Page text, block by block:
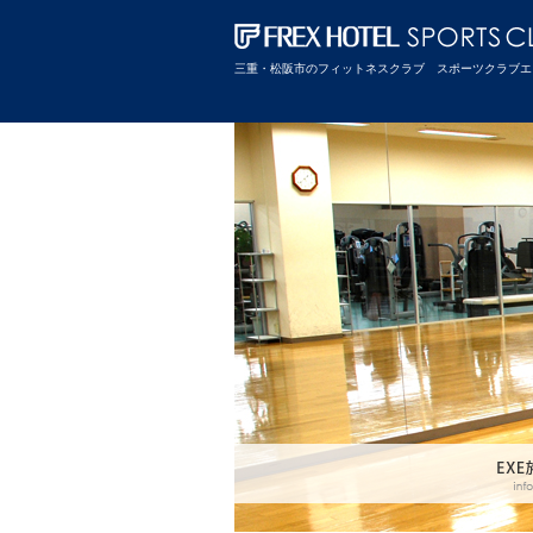
三重・松阪市のフィットネスクラブ スポーツクラブ